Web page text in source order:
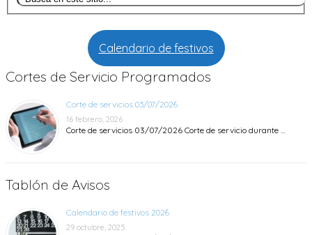
Calendario de festivos
Cortes de Servicio Programados
Corte de servicios 03/07/2026
16 febrero, 2026
Corte de servicios 03/07/2026 Corte de servicio durante …
Tablón de Avisos
Calendario de festivos 2026
29 octubre, 2025